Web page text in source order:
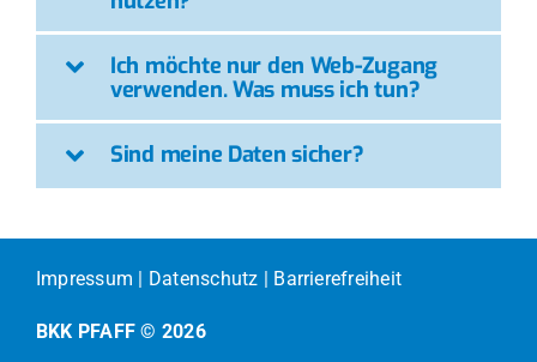
Ich möchte nur den Web-Zugang
verwenden. Was muss ich tun?
Sind meine Daten sicher?
Impressum | Datenschutz | Barrierefreiheit
BKK PFAFF © 2026